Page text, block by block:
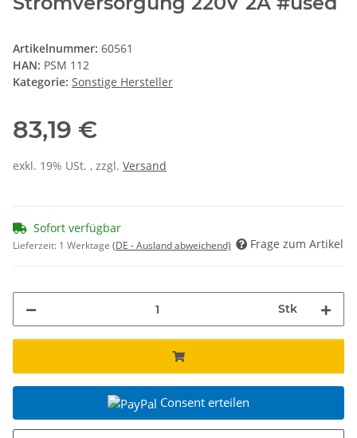
Artikelnummer: 60561
HAN: PSM 112
Kategorie: Sonstige Hersteller
83,19 €
exkl. 19% USt. , zzgl. Versand
Sofort verfügbar
Lieferzeit: 1 Werktage (DE - Ausland abweichend) Frage zum Artikel
Stk
Consent erteilen